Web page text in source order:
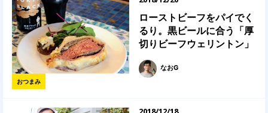
おつまみ
ローストビーフをパイでく
るり。黒ビールに合う「厚
切りビーフウェリントン」
なおG